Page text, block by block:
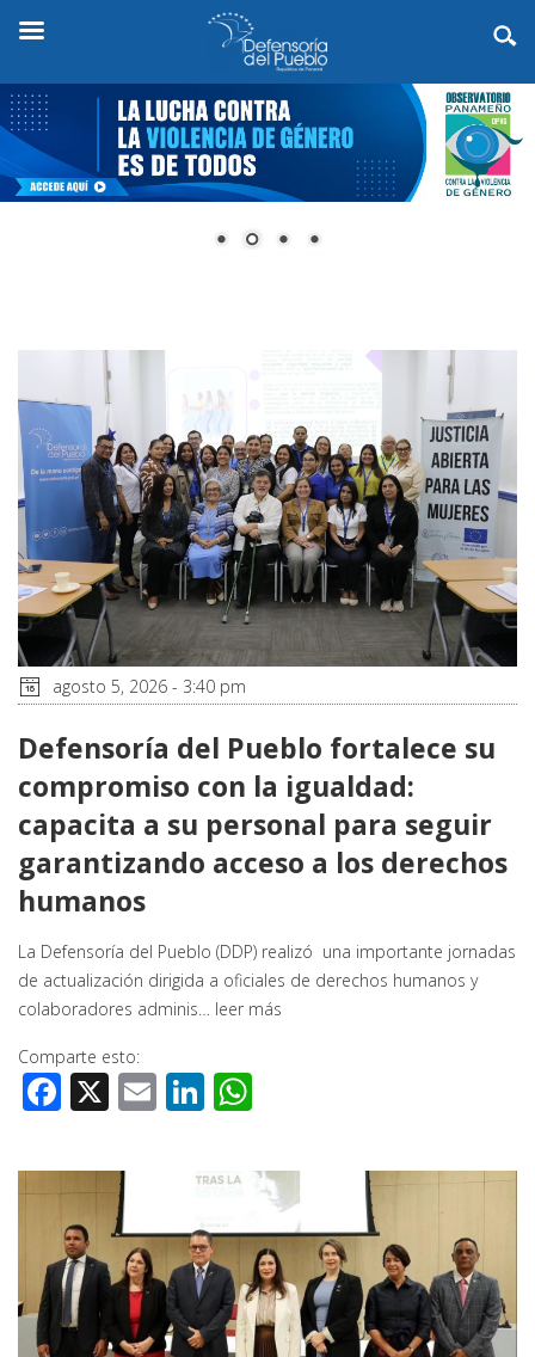
agosto 5, 2026 - 3:40 pm
Defensoría del Pueblo fortalece su
compromiso con la igualdad:
capacita a su personal para seguir
garantizando acceso a los derechos
humanos
La Defensoría del Pueblo (DDP) realizó una importante jornadas
de actualización dirigida a oficiales de derechos humanos y
colaboradores adminis… leer más
Comparte esto:
Facebook
X EmailLinkedIn